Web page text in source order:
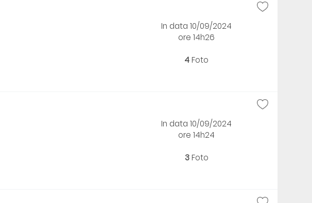
In data 10/09/2024
ore 14h26
4 Foto
In data 10/09/2024
ore 14h24
3Foto